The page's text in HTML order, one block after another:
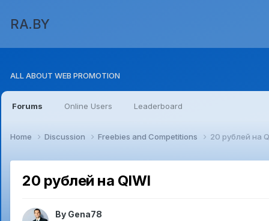
RA.BY
ALL ABOUT WEB PROMOTION
Forums Online Users Leaderboard
Home Discussion Freebies and Competitions 20 рублей на
20 рублей на QIWI
By Gena78